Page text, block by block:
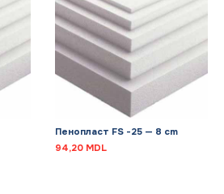
Пенопласт FS -25 — 8 cm
94,20 MDL